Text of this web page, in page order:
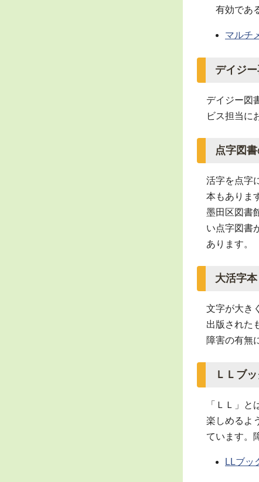
有効であ
マルチ
デイジ
デイジー図
ビス担当に
点字図
活字を点字
本もありま
墨田区図書
い点字図書
あります。
大活字
文字が大き
出版された
障害の有無
ＬＬブ
「ＬＬ」と
楽しめるよ
ています。
LLブッ